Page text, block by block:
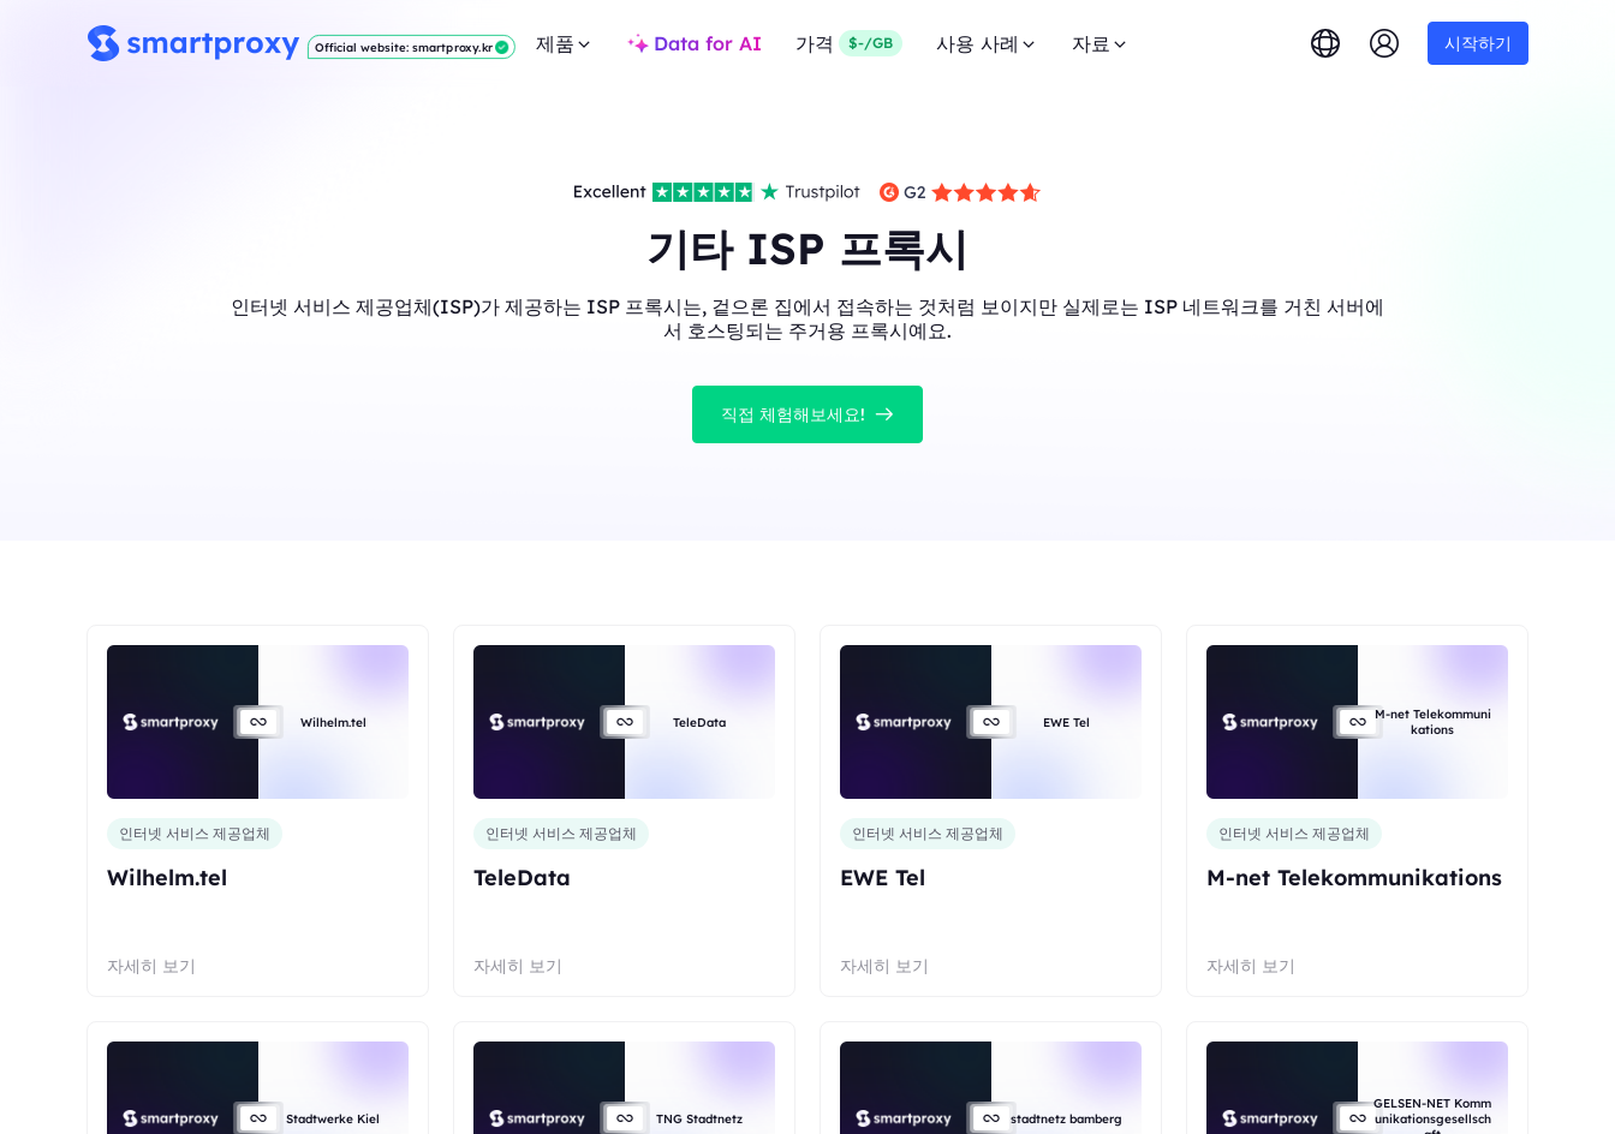
Official website: smartproxy.kr 제품 Data for AI 가격 $-/GB 사용 사례 자료 시작하기
기타 ISP 프록시
인터넷 서비스 제공업체(ISP)가 제공하는 ISP 프록시는, 겉으론 집에서 접속하는 것처럼 보이지만 실제로는 ISP 네트워크를 거친 서버에
서 호스팅되는 주거용 프록시예요.
직접 체험해보세요!
Wilhelm.tel
인터넷 서비스 제공업체
Wilhelm.tel
자세히 보기
TeleData
인터넷 서비스 제공업체
TeleData
자세히 보기
EWE Tel
인터넷 서비스 제공업체
EWE Tel
자세히 보기
M-net Telekommuni
kations
인터넷 서비스 제공업체
M-net Telekommunikations
자세히 보기
Stadtwerke Kiel TNG Stadtnetz stadtnetz bamberg
GELSEN-NET Komm
unikationsgesellsch